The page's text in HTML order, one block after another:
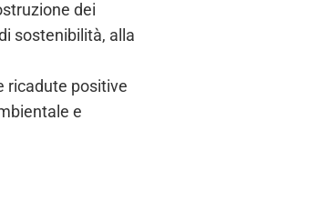
dei
sostenibilità, alla
ricadute positive
e